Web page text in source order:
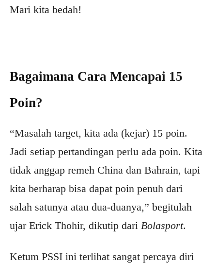
Mari kita bedah!
Bagaimana Cara Mencapai 15
Poin?
“Masalah target, kita ada (kejar) 15 poin.
Jadi setiap pertandingan perlu ada poin. Kita
tidak anggap remeh China dan Bahrain, tapi
kita berharap bisa dapat poin penuh dari
salah satunya atau dua-duanya,” begitulah
ujar Erick Thohir, dikutip dari Bolasport.
Ketum PSSI ini terlihat sangat percaya diri